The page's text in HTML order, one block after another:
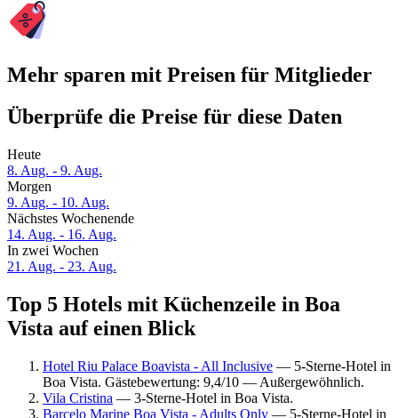
Mehr sparen mit Preisen für Mitglieder
Überprüfe die Preise für diese Daten
Heute
8. Aug. - 9. Aug.
Morgen
9. Aug. - 10. Aug.
Nächstes Wochenende
14. Aug. - 16. Aug.
In zwei Wochen
21. Aug. - 23. Aug.
Top 5 Hotels mit Küchenzeile in Boa
Vista auf einen Blick
Hotel Riu Palace Boavista - All Inclusive — 5-Sterne-Hotel in
Boa Vista. Gästebewertung: 9,4/10 — Außergewöhnlich.
Vila Cristina — 3-Sterne-Hotel in Boa Vista.
Barcelo Marine Boa Vista - Adults Only — 5-Sterne-Hotel in